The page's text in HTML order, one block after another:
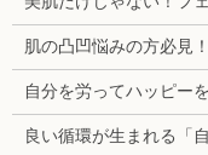
肌の凸凹悩みの方必見！
自分を労ってハッピー
良い循環が生まれる「